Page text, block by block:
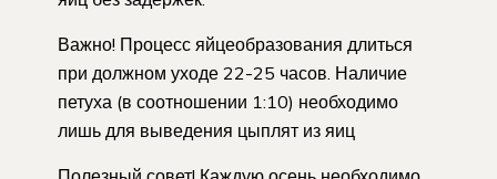
Важно! Процесс яйцеобразования длиться
при должном уходе 22-25 часов. Наличие
петуха (в соотношении 1:10) необходимо
лишь для выведения цыплят из яиц